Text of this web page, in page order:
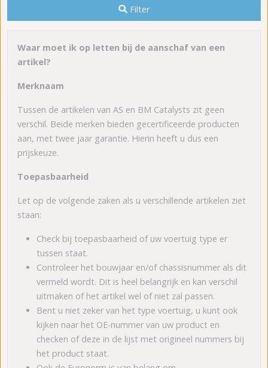
Filter
Waar moet ik op letten bij de aanschaf van een
artikel?
Merknaam
Tussen de artikelen van AS en BM Catalysts zit geen
verschil. Beide merken bieden gecertificeerde producten
aan, met twee jaar garantie. Hierin heeft u dus een
prijskeuze.
Toepasbaarheid
Let op de volgende zaken als u verschillende artikelen ziet
staan:
Check bij toepasbaarheid of uw voertuig type er
tussen staat.
Controleer het bouwjaar en/of chassisnummer als dit
vermeld wordt. Dit is heel belangrijk en kan verschil
uitmaken of het artikel wel of niet zal passen.
Bent u niet zeker van het type voertuig, u kunt ook
kijken naar het OE-nummer van uw product en
checken of deze in de lijst met origineel nummers bij
het product staat.